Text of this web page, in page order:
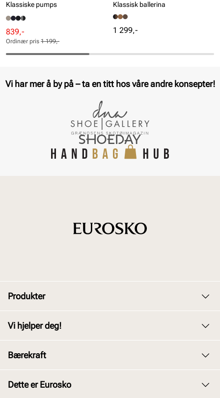
Klassiske pumps
Rabattert
pris
Pris
839,-
Ordinær
pris
Pris
Ordinær pris 1 199,-
Klassisk ballerina
Pris
1 299,-
Vi har mer å by på – ta en titt hos våre andre konsepter!
Produkter
Barn
Vi hjelper deg!
Kjøpsbetingelser
Bærekraft
Dette er Eurosko